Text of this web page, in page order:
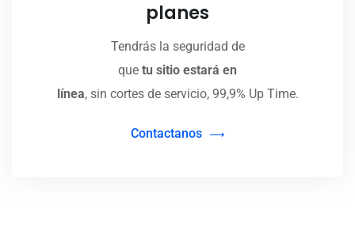
planes
Tendrás la seguridad de
que tu sitio estará en
línea, sin cortes de servicio, 99,9% Up Time.
Contactanos